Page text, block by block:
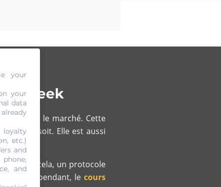
Dilbeek
objet sur le marché. Cette
que ce soit. Elle est aussi
Pour cela, un protocole
Cependant, le cours
your
your
data
loyalty
etc.)
and
and